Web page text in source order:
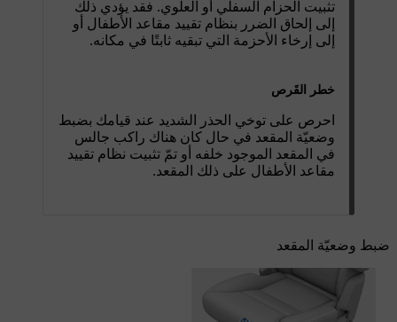
تثبيت الحزام السفلي أو العلوي. فقد يؤدي ذلك
إلى إلحاق الضرر بنظام تقييد مقاعد الأطفال أو
إلى إرخاء الأحزمة التي تبقيه ثابتًا في مكانه.
خطر القَرص
احرص على توخي الحذر الشديد عند قيامك بضبط
وضعيّة المقعد في حال كان هناك راكب جالس
في المقعد الموجود خلفه أو تمّ تثبيت ‏نظام تقييد
مقاعد الأطفال على ذلك المقعد.
ضبط وضعيّة المقعد